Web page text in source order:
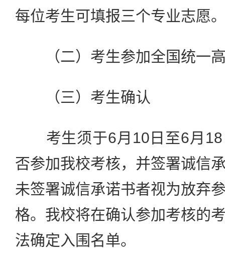
每位考生可填报三个专业志愿
（二）考生参加全国统一
（三）考生确认
考生须于6月10日至6月18
否参加我校考核，并签署诚信
未签署诚信承诺书者视为放弃
格。我校将在确认参加考核的
法确定入围名单。